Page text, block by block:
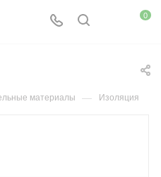
0
материалы — Изоляция